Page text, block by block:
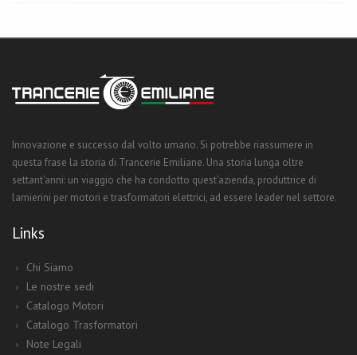
Innovazione e successo dal volto umano. Si potrebbe riassumere in
questa frase la storia di Trancerie Emiliane. Una storia lunga oltre
settant'anni: un viaggio che ha condotto quest'azienda, produttrice di
lamierini per motori e trasformatori elettrici, ad essere leader nel settore.
Links
Chi Siamo
Le nostre sedi
Catalogo Motori
Catalogo Trasformatori
Note Legali